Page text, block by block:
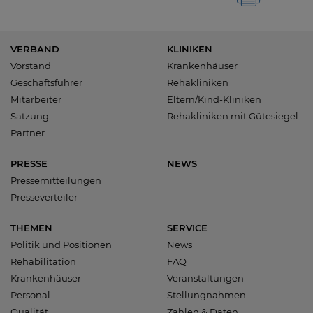
VERBAND
Vorstand
Geschäftsführer
Mitarbeiter
Satzung
Partner
KLINIKEN
Krankenhäuser
Rehakliniken
Eltern/Kind-Kliniken
Rehakliniken mit Gütesiegel
PRESSE
Pressemitteilungen
Presseverteiler
NEWS
THEMEN
Politik und Positionen
Rehabilitation
Krankenhäuser
Personal
SERVICE
News
FAQ
Veranstaltungen
Stellungnahmen